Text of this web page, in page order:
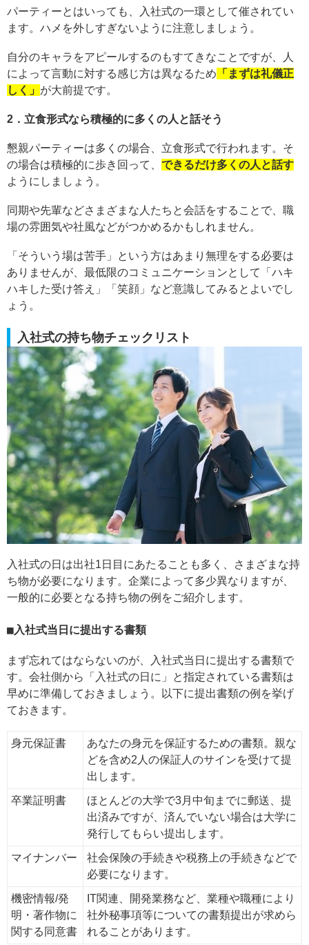
パーティーとはいっても、入社式の一環として催されてい
ます。ハメを外しすぎないように注意しましょう。
自分のキャラをアピールするのもすてきなことですが、人
によって言動に対する感じ方は異なるため 「まずは礼儀正
しく」 が大前提です。
2．立食形式なら積極的に多くの人と話そう
懇親パーティーは多くの場合、立食形式で行われます。そ
の場合は積極的に歩き回って、 できるだけ多くの人と話す
ようにしましょう。
同期や先輩などさまざまな人たちと会話をすることで、職
場の雰囲気や社風などがつかめるかもしれません。
「そういう場は苦手」という方はあまり無理をする必要は
ありませんが、最低限のコミュニケーションとして「ハキ
ハキした受け答え」「笑顔」など意識してみるとよいでし
ょう。
入社式の持ち物チェックリスト
入社式の日は出社1日目にあたることも多く、さまざまな持
ち物が必要になります。企業によって多少異なりますが、
一般的に必要となる持ち物の例をご紹介します。
入社式当日に提出する書類
まず忘れてはならないのが、入社式当日に提出する書類で
す。会社側から「入社式の日に」と指定されている書類は
早めに準備しておきましょう。以下に提出書類の例を挙げ
ておきます。
身元保証書
あなたの身元を保証するための書類。親な
どを含め2人の保証人のサインを受けて提
出します。
卒業証明書
ほとんどの大学で3月中旬までに郵送、提
出済みですが、済んでいない場合は大学に
発行してもらい提出します。
マイナンバー
社会保険の手続きや税務上の手続きなどで
必要になります。
機密情報/発
明・著作物に
関する同意書
IT関連、開発業務など、業種や職種により
社外秘事項等についての書類提出が求めら
れることがあります。